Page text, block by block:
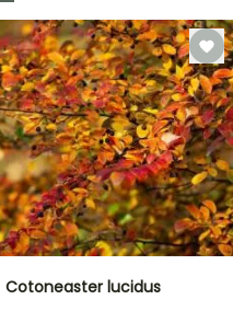
Cotoneaster lucidus